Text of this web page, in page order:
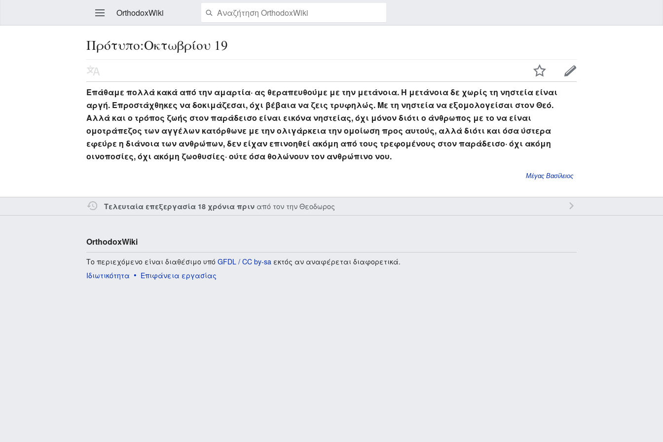
OrthodoxWiki
Επεξεργασία
Πρότυπο:Οκτωβρίου 19
Επάθαμε πολλά κακά από την αμαρτία· ας θεραπευθούμε με την μετάνοια. Η μετάνοια δε χωρίς τη νηστεία είναι
αργή. Επροστάχθηκες να δοκιμάζεσαι, όχι βέβαια να ζεις τρυφηλώς. Με τη νηστεία να εξομολογείσαι στον Θεό.
Αλλά και ο τρόπος ζωής στον παράδεισο είναι εικόνα νηστείας, όχι μόνον διότι ο άνθρωπος με το να είναι
ομοτράπεζος των αγγέλων κατόρθωνε με την ολιγάρκεια την ομοίωση προς αυτούς, αλλά διότι και όσα ύστερα
εφεύρε η διάνοια των ανθρώπων, δεν είχαν επινοηθεί ακόμη από τους τρεφομένους στον παράδεισο· όχι ακόμη
οινοποσίες, όχι ακόμη ζωοθυσίες· ούτε όσα θολώνουν τον ανθρώπινο νου.
Μέγας Βασίλειος
Τελευταία επεξεργασία 18 χρόνια πριν από τον τηνΘεοδωρος
OrthodoxWiki
Το περιεχόμενο είναι διαθέσιμο υπόGFDL / CC by-sa εκτός αν αναφέρεται διαφορετικά.
Ιδιωτικότητα
Επιφάνεια εργασίας